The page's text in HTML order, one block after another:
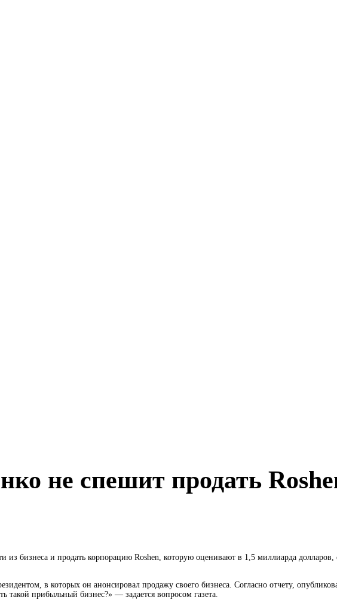
не спешит продать
бизнеса и продать корпорацию Roshen, которую оценивают в 1,5 миллиарда долларов,
в которых он анонсировал продажу своего бизнеса. Согласно отчету,
такой прибыльный бизнес?» — задается вопросом газета.